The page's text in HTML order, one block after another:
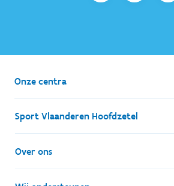
Onze centra
Sport Vlaanderen Hoofdzetel
Simon Bolivarlaan 17
1000 Brussel
Over ons
Wie zijn we, wat doen we